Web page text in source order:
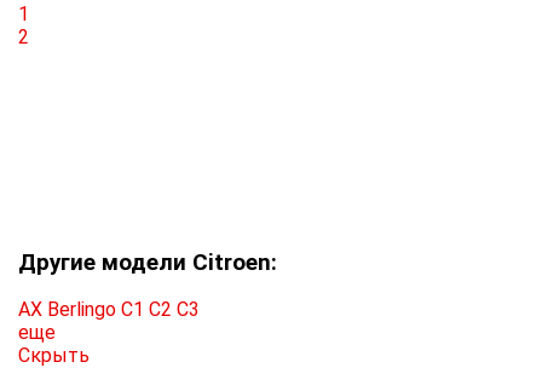
1
2
Другие модели Citroen:
AX Berlingo C1 C2 C3
еще
Скрыть